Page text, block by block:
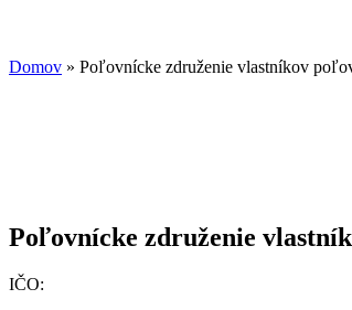
Domov » Poľovnícke združenie vlastníkov
Poľovnícke združenie
IČO: